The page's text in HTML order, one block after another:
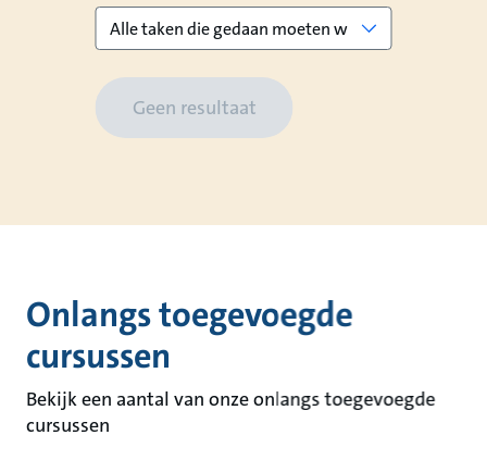
Geen resultaat
Onlangs toegevoegde
cursussen
Bekijk een aantal van onze onlangs toegevoegde
cursussen